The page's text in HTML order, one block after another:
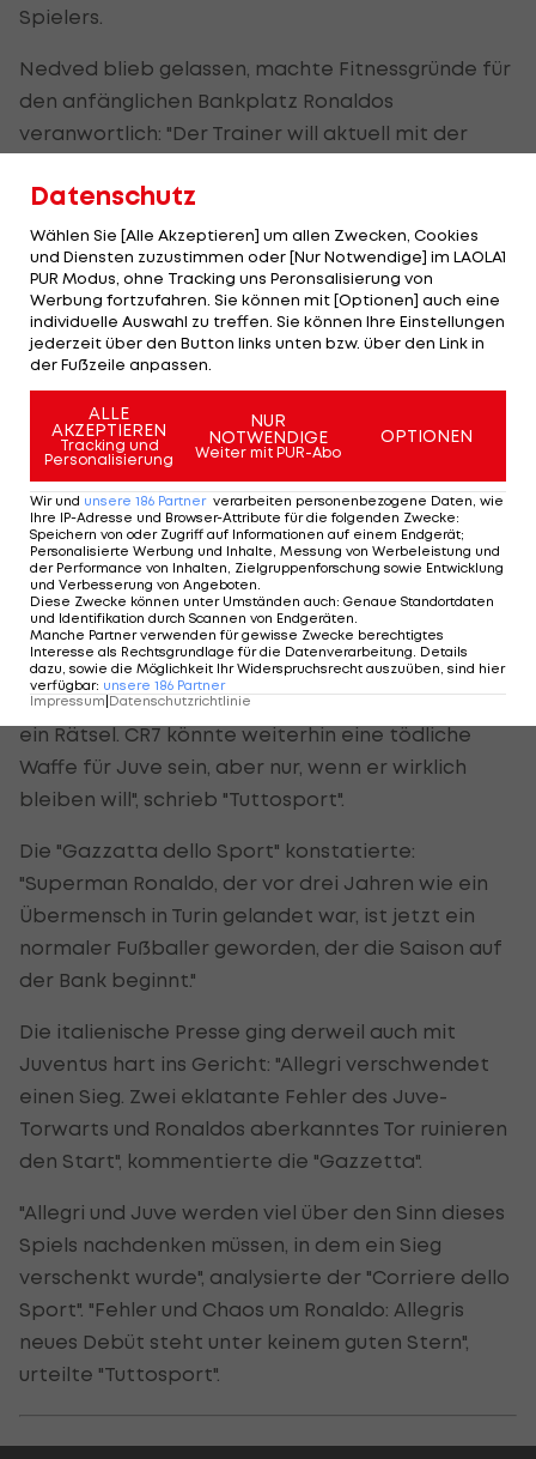
Spielers.
Nedved blieb gelassen, machte Fitnessgründe für
den anfänglichen Bankplatz Ronaldos
veranwortlich: "Der Trainer will aktuell mit der
der Bank gesessen. Wir wollen mit dem
wettbewerbsfähigsten Team antreten." Ein
wirkliches Dementi ist dabei jedoch nicht
herauszuhören.
Auch nicht bei Trainer Massimo Allegri, der lobte
stattdessen die Teamplayer-Fähigkeiten des
fünffachen Weltfußballers: "Ronaldo begreift, dass
die Meisterschaft lang ist. Er kann auch bei einem
Einsatz von nur 30 oder 40 Minuten entscheidend
sein."
Italiens Gazetten spekulieren und
kritisieren
Italiens Gazetten spekulierten nach dem Spiel
erst recht über die Zukunft Ronaldos: "Sie bleibt
ein Rätsel. CR7 könnte weiterhin eine tödliche
Waffe für Juve sein, aber nur, wenn er wirklich
bleiben will", schrieb "Tuttosport".
Die "Gazzatta dello Sport" konstatierte:
"Superman Ronaldo, der vor drei Jahren wie ein
Übermensch in Turin gelandet war, ist jetzt ein
normaler Fußballer geworden, der die Saison auf
der Bank beginnt."
Die italienische Presse ging derweil auch mit
Juventus hart ins Gericht: "Allegri verschwendet
einen Sieg. Zwei eklatante Fehler des Juve-
Torwarts und Ronaldos aberkanntes Tor ruinieren
den Start", kommentierte die "Gazzetta".
"Allegri und Juve werden viel über den Sinn dieses
Spiels nachdenken müssen, in dem ein Sieg
verschenkt wurde", analysierte der "Corriere dello
Sport". "Fehler und Chaos um Ronaldo: Allegris
neues Debüt steht unter keinem guten Stern",
urteilte "Tuttosport".
Datenschutz
Wählen Sie [Alle Akzeptieren] um allen Zwecken, Cookies
und Diensten zuzustimmen oder [Nur Notwendige] im LAOLA1
PUR Modus, ohne Tracking uns Peronsalisierung von
Werbung fortzufahren. Sie können mit [Optionen] auch eine
individuelle Auswahl zu treffen. Sie können Ihre Einstellungen
jederzeit über den Button links unten bzw. über den Link in
der Fußzeile anpassen.
ALLE
AKZEPTIEREN
Tracking und
Personalisierung
NUR
NOTWENDIGE
Weiter mit PUR-Abo
OPTIONEN
Wir und unsere 186 Partner verarbeiten personenbezogene Daten, wie
Ihre IP-Adresse und Browser-Attribute für die folgenden Zwecke:
Speichern von oder Zugriff auf Informationen auf einem Endgerät;
Personalisierte Werbung und Inhalte, Messung von Werbeleistung und
der Performance von Inhalten, Zielgruppenforschung sowie Entwicklung
und Verbesserung von Angeboten
Diese Zwecke können unter Umständen auch: Genaue Standortdaten
und Identifikation durch Scannen von Endgeräten
Manche Partner verwenden für gewisse Zwecke berechtigtes
Interesse als Rechtsgrundlage für die Datenverarbeitung. Details
dazu, sowie die Möglichkeit Ihr Widerspruchsrecht auszuüben, sind hier
verfügbar: unsere 186 Partner
Impressum|Datenschutzrichtlinie